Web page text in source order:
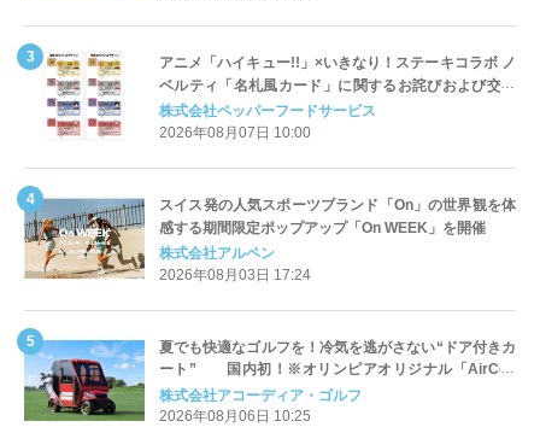
アニメ「ハイキュー!!」×いきなり！ステーキコラボ ノ
ベルティ「名札風カード」に関するお詫びおよび交換
対応についてのご案内
株式会社ペッパーフードサービス
2026年08月07日 10:00
スイス発の人気スポーツブランド「On」の世界観を体
感する期間限定ポップアップ「On WEEK」を開催
株式会社アルペン
2026年08月03日 17:24
夏でも快適なゴルフを！冷気を逃がさない“ドア付きカ
ート” 国内初！※オリンピアオリジナル「AirCon
Cart（エアコンカート）」導入 | アコーディア・ゴ
ルフ
株式会社アコーディア・ゴルフ
2026年08月06日 10:25